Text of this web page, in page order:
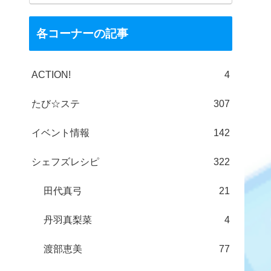
各コーナーの記事
ACTION! 4
たび☆ステ 307
イベント情報 142
シェフズレシピ 322
田代真弓 21
丹羽真梨菜 4
渡部恵美 77